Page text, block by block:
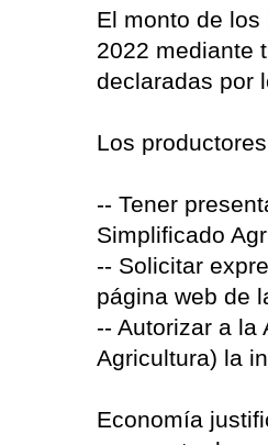
El monto de
2022 mediante
declaradas por
Los
-- Tener
Simplificado
-- Solicitar
página web de
-- Autorizar a la
Agricultura) la
Economía